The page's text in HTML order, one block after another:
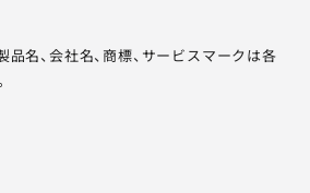
名、会社名、商標、サービスマークは各